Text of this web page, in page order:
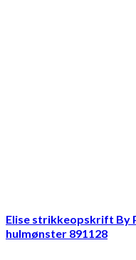
Elise strikkeopskrift By
hulmønster 891128